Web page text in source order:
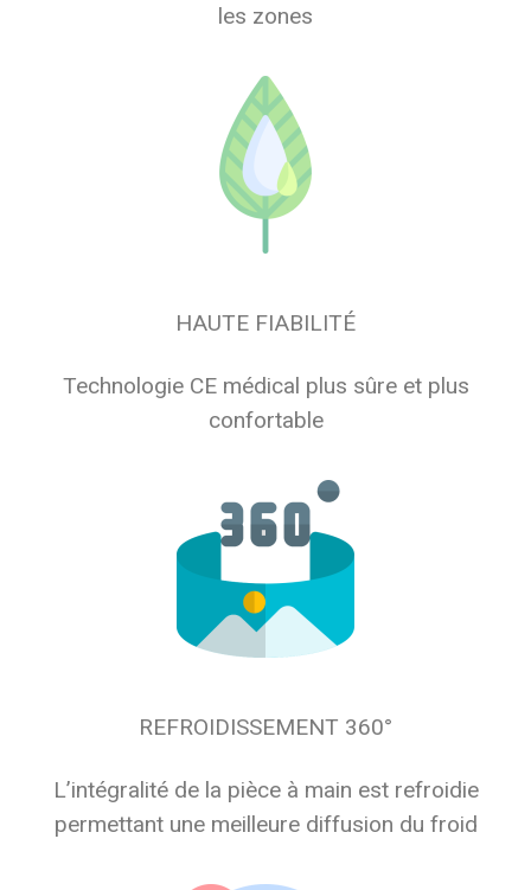
les zones
HAUTE FIABILITÉ
Technologie CE médical plus sûre et plus
confortable
REFROIDISSEMENT 360°
L’intégralité de la pièce à main est refroidie
permettant une meilleure diffusion du froid